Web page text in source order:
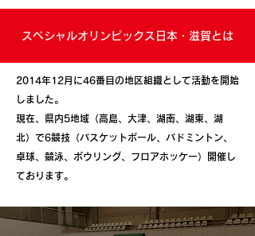
スペシャルオリンピックス日本・滋賀とは
2014年12月に46番目の地区組織として活動を開始
しました。
現在、県内5地域（高島、大津、湖南、湖東、湖
北）で6競技（バスケットボール、バドミントン、
卓球、競泳、ボウリング、フロアホッケー）開催し
ております。